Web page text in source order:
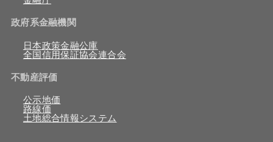
政府系金融機関
日本政策金融公庫
全国信用保証協会連合会
不動産評価
公示地価
路線価
土地総合情報システム